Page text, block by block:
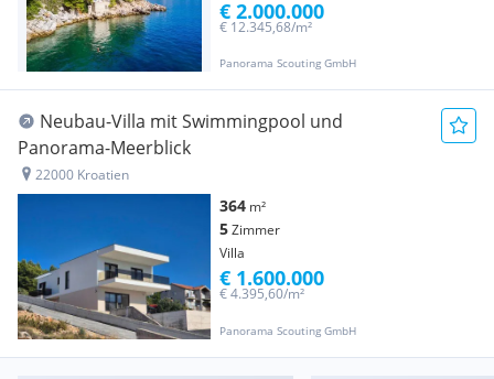
Panorama Scouting GmbH
€ 12.345,68/m²
€ 2.000.000
Neubau-Villa mit Swimmingpool und
Panorama-Meerblick
22000 Kroatien
364 m²
5Zimmer
Villa
Panorama Scouting GmbH
€ 4.395,60/m²
€ 1.600.000